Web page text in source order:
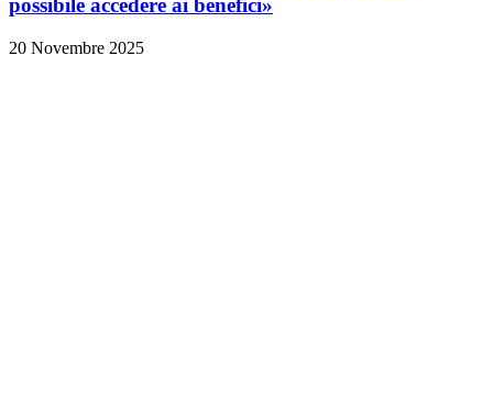
possibile accedere ai benefici»
20 Novembre 2025